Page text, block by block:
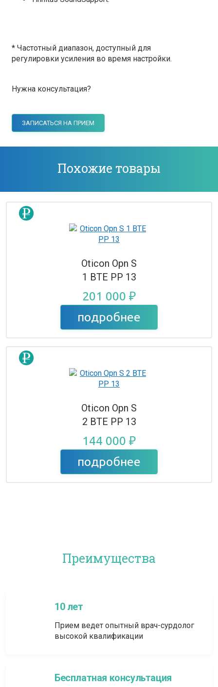
* Частотный диапазон, доступный для
регулировки усиления во время настройки.
Нужна консультация?
ЗАПИСАТЬСЯ НА ПРИЕМ
Похожие товары
Oticon Opn S
1 BTE PP 13
201 000 ₽
подробнее
Oticon Opn S
2 BTE PP 13
144 000 ₽
подробнее
Преимущества
10 лет
Прием ведет опытный врач-сурдолог
высокой квалификации
Бесплатная консультация